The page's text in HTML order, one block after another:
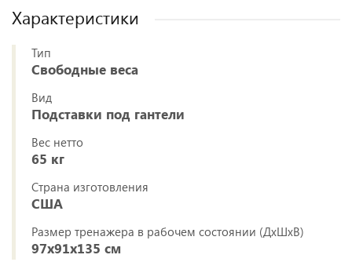
Характеристики
Тип
Свободные веса
Вид
Подставки под гантели
Вес нетто
65 кг
Страна изготовления
США
Размер тренажера в рабочем состоянии (ДxШxВ)
97х91х135 см